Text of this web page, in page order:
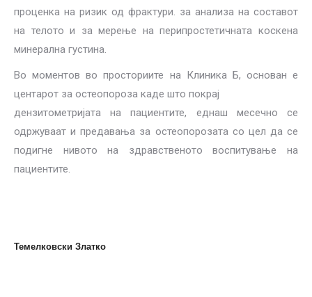
проценка на ризик од фрактури. за анализа на составот
на телото и за мерење на перипростетичната коскена
минерална густина.
Во моментов во просториите на Клиника Б, основан е
центарот за остеопороза каде што покрај
дензитометријата на пациентите, еднаш месечно се
одржуваат и предавања за остеопорозата со цел да се
подигне нивото на здравственото воспитување на
пациентите.
Темелковски Златко